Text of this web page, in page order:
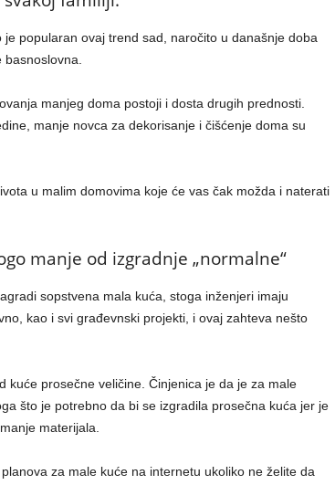
popularan ovaj trend sad, naročito u današnje doba
manjeg doma postoji i dosta drugih prednosti.
manje novca za dekorisanje i čišćenje doma su
u malim domovima koje će vas čak možda i naterati
manje od izgradnje „normalne“
sopstvena mala kuća, stoga inženjeri imaju
kao i svi građevnski projekti, i ovaj zahteva nešto
kuće prosečne veličine. Činjenica je da je za male
što je potrebno da bi se izgradila prosečna kuća jer je
materijala.
za male kuće na internetu ukoliko ne želite da